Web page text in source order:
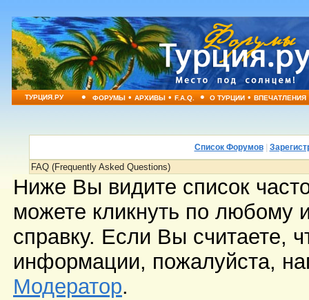
ТУРЦИЯ.РУ • ФОРУМЫ•АРХИВЫ•F.A.Q. • О ТУРЦИИ•ВПЕЧАТЛЕНИЯ
Список Форумов|
FAQ (Frequently Asked Questions)
Ниже Вы видите список
можете кликнуть по любому
справку. Если Вы считаете,
информации, пожалуйста,
Модератор.